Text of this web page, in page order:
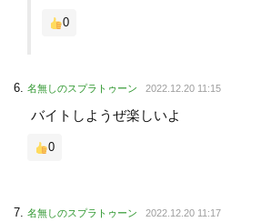
0
名無しのスプラトゥーン 2022.12.20 11:15
バイトしようぜ楽しいよ
0
名無しのスプラトゥーン 2022.12.20 11:17